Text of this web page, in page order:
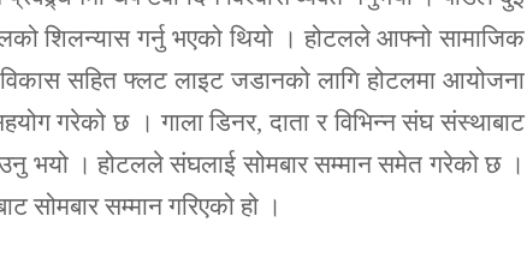
शिलन्यास गर्नु भएको थियो । होटलले आफ्नो सामाजिक
विकास सहित फ्लट लाइट जडानको लागि होटलमा आयोजना
गरेको छ । गाला डिनर, दाता र विभिन्न संघ संस्थाबाट
भयो । होटलले संघलाई सोमबार सम्मान समेत गरेको छ ।
सोमबार सम्मान गरिएको हो ।